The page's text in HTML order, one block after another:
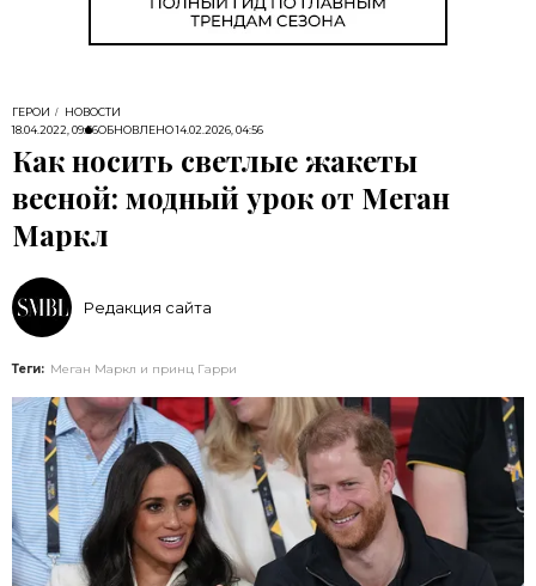
ГЕРОИ
НОВОСТИ
18.04.2022, 09:56ОБНОВЛЕНО14.02.2026, 04:56
Как носить светлые жакеты
весной: модный урок от Меган
Маркл
Редакция сайта
Теги: Меган Маркл и принц Гарри